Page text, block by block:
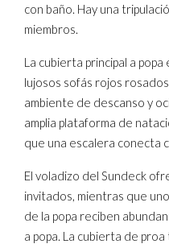
con baño. Hay una
miembros.
La cubierta principal a
lujosos sofás rojos
ambiente de descanso y
amplia plataforma de
que una escalera conecta
El voladizo del Sundeck
invitados, mientras que
de la popa reciben
a popa. La cubierta de